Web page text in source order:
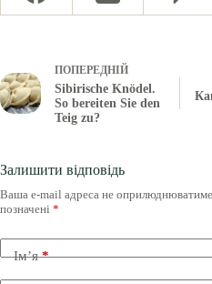
ПОПЕРЕДНІЙ
Sibirische Knödel.
So bereiten Sie den
Teig zu?
Залишити відповідь
Ваша e-mail адреса не
позначені *
Ім’я*